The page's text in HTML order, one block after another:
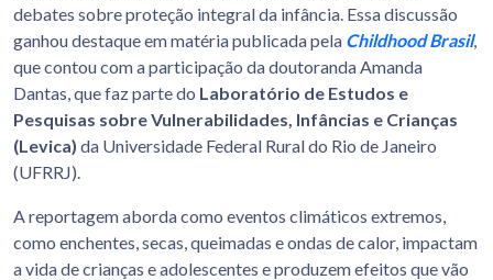
debates sobre proteção integral da infância. Essa discussão
ganhou destaque em matéria publicada pela Childhood Brasil,
que contou com a participação da doutoranda Amanda
Dantas, que faz parte do Laboratório de Estudos e
Pesquisas sobre Vulnerabilidades, Infâncias e Crianças
(Levica) da Universidade Federal Rural do Rio de Janeiro
(UFRRJ).
A reportagem aborda como eventos climáticos extremos,
como enchentes, secas, queimadas e ondas de calor, impactam
a vida de crianças e adolescentes e produzem efeitos que vão